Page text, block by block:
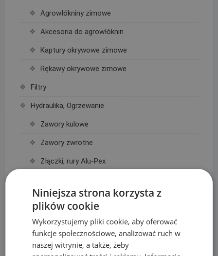
Agrowłókniny zimowe
Akcesoria do agrowłóknin
Kaptury okrywowe zimowe
Rękawy okrywowe zimowe
Filtry
Hydraulika, Ogrzewanie
Zawory kulowe
Zawory zwrotne
Złączki, rury Alu-Pex
Akcesoria Segway
Roboty koszące Segway
Lampki choinkowe
Kurtyny świetlne LED
Niniejsza strona korzysta z
plików cookie
Wykorzystujemy pliki cookie, aby oferować
funkcje społecznościowe, analizować ruch w
naszej witrynie, a także, żeby